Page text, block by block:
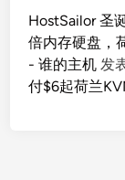
HostSailor 圣
倍内存硬盘，
- 谁的主机 发
付$6起荷兰